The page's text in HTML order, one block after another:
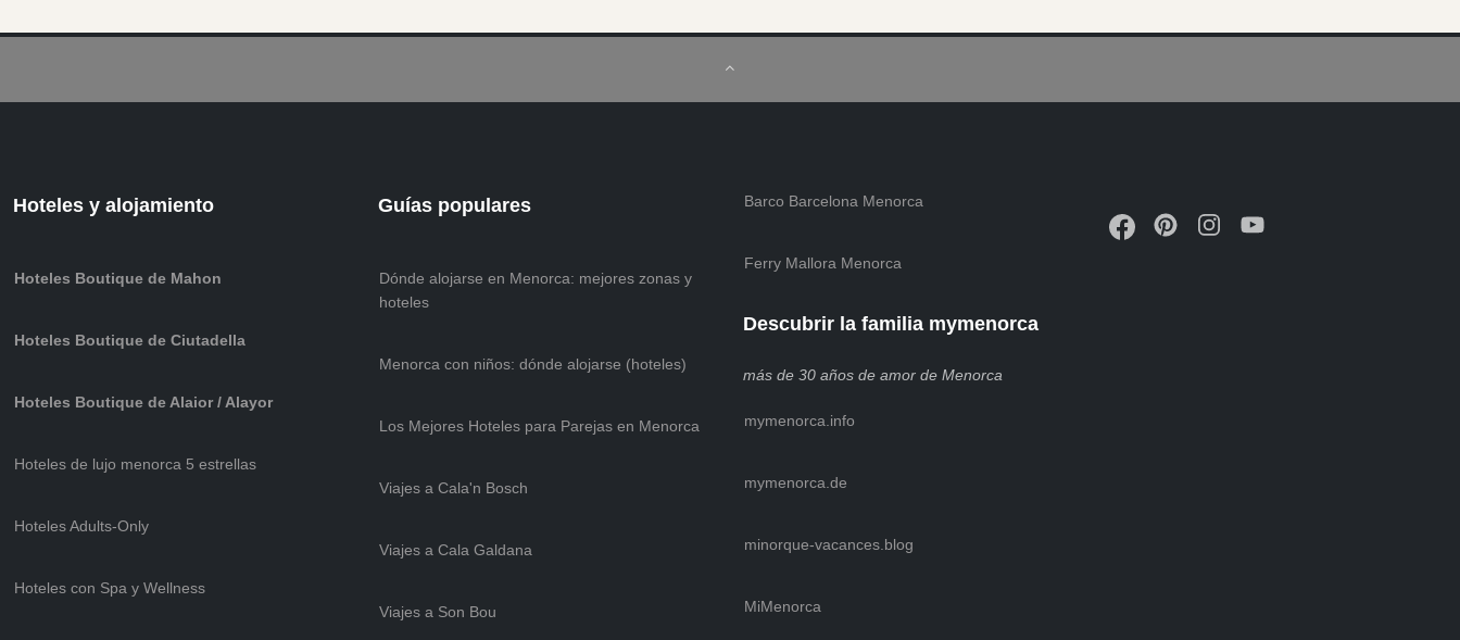
Hoteles y alojamiento
Hoteles Boutique de Mahon
Hoteles Boutique de Ciutadella
Hoteles Boutique de Alaior / Alayor
Hoteles de lujo menorca 5 estrellas
Hoteles Adults-Only
Hoteles con Spa y Wellness
Guías populares
Dónde alojarse en Menorca: mejores zonas y
hoteles
Menorca con niños: dónde alojarse (hoteles)
Los Mejores Hoteles para Parejas en Menorca
Viajes a Cala'n Bosch
Viajes a Cala Galdana
Viajes a Son Bou
Barco Barcelona Menorca
Ferry Mallora Menorca
Descubrir la familia mymenorca
más de 30 años de amor de Menorca
mymenorca.info
mymenorca.de
minorque-vacances.blog
MiMenorca